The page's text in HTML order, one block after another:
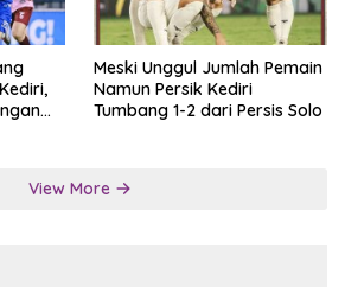
Meski Unggul Jumlah Pemain
Namun Persik Kediri
Tumbang 1-2 dari Persis Solo
View More